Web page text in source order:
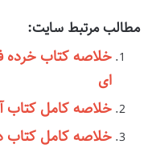
مطالب مرتبط سایت:
خلاصه کتاب خرده
ای
خلاصه کامل کتاب
خلاصه کامل کتاب